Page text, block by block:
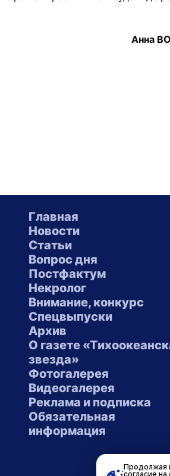
Анна
Главная
Новости
Статьи
Вопрос дня
Постфактум
Некролог
Внимание, конкурс
Спецвыпуски
Архив
О газете
звезда»
Фотогалерея
Видеогалерея
Реклама и подписка
Обязательная
информация
Продолжая
согласие